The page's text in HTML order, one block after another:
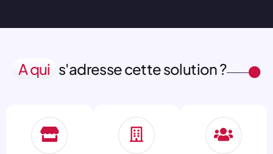
A qui s'adresse cette solution ?